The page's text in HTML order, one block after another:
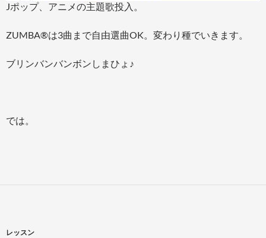
Jポップ、アニメの主題歌投入。
ZUMBA®は3曲まで自由選曲OK。変わり種でいきます。
ブリンバンバンボンしまひょ♪
では。
レッスン